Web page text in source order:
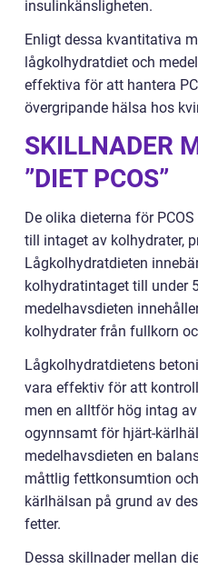
insulinkänsligheten.
Enligt dessa kvantitativa
lågkolhydratdiet och
effektiva för att hantera
övergripande hälsa hos
SKILLNADER
”DIET PCOS”
De olika dieterna för
till intaget av kolhydrater,
Lågkolhydratdieten
kolhydratintaget till under
medelhavsdieten
kolhydrater från fullkorn
Lågkolhydratdietens
vara effektiv för att
men en alltför hög intag
ogynnsamt för hjärt-
medelhavsdieten en
måttlig fettkonsumtion
kärlhälsan på grund av
fetter.
Dessa skillnader mellan